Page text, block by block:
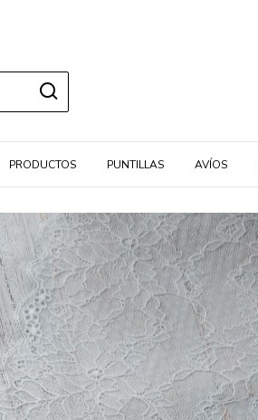
PRODUCTOS PUNTILLAS AVÍOS